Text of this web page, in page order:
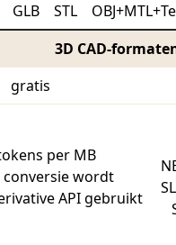
GLB STL
3D CAD-
gratis
per MB
conversie wordt
API gebruikt